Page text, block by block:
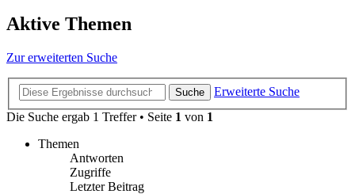
Aktive Themen
Zur erweiterten Suche
Suche
Erweiterte Suche
Die Suche ergab 1 Treffer • Seite 1 von 1
Themen
Antworten
Zugriffe
Letzter Beitrag